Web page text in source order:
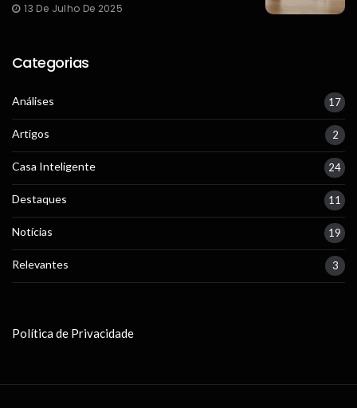
13 De Julho De 2025
Categorias
Análises 17
Artigos 2
Casa Inteligente 24
Destaques 11
Notícias 19
Relevantes 3
Política de Privacidade